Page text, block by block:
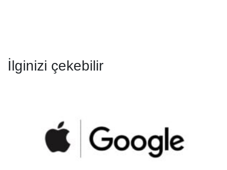
İlginizi çekebilir